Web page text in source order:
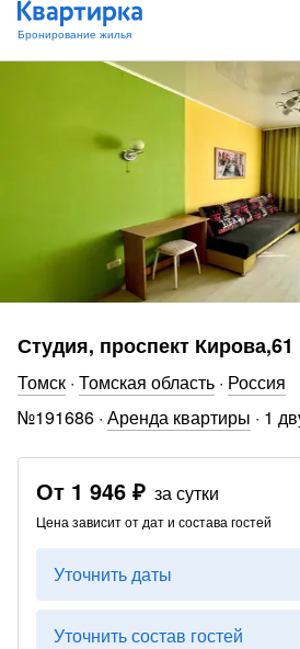
Студия, проспект Кирова,61
Томск · Томская область · Россия
№191686 · Аренда квартиры · 1
От 1 946 ₽ за сутки
Цена зависит от дат и состава гостей
Уточнить даты
Уточнить состав гостей